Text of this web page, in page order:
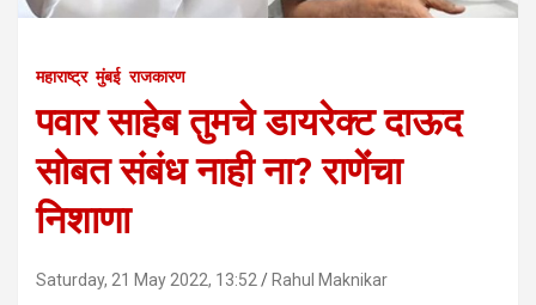
महाराष्ट्र मुंबई राजकारण
पवार साहेब तुमचे डायरेक्ट दाऊद
सोबत संबंध नाही ना? राणेंंचा
निशाणा
Saturday, 21 May 2022, 13:52 Rahul Maknikar